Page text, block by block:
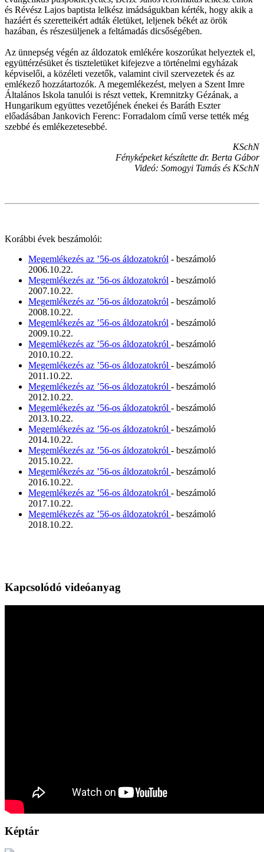
és Révész Lajos baptista lelkész imádságukban kérték, hogy akik a
hazáért és szeretteikért adták életüket, leljenek békét az örök
hazában, és részesüljenek a feltámadás dicsőségében.
Az ünnepség végén az áldozatok emlékére koszorúkat helyeztek el,
együttérzésüket és tiszteletüket kifejezve a történelmi egyházak
képviselői, a közéleti vezetők, valamint civil szervezetek és az
emlékező hozzátartozók. A megemlékezést, melyen a Szent Imre
Általános Iskola tanulói is részt vettek, Kremnitzky Gézának, a
Hungarikum együttes vezetőjének énekei és Baráth Eszter
előadásában Jankovich Ferenc: Forradalom című verse tették még
szebbé és emlékezetesebbé.
KSchN
Fényképeket készítette dr. Berta Gábor
Videó: Somogyi Tamás és KSchN
Korábbi évek beszámolói:
Megemlékezés az ’56-os áldozatokról - beszámoló
2006.10.22.
Megemlékezés az ’56-os áldozatokról - beszámoló
2007.10.22.
Megemlékezés az ’56-os áldozatokról - beszámoló
2008.10.22.
Megemlékezés az ’56-os áldozatokról - beszámoló
2009.10.22.
Megemlékezés az ’56-os áldozatokról - beszámoló
2010.10.22.
Megemlékezés az ’56-os áldozatokról - beszámoló
2011.10.22.
Megemlékezés az ’56-os áldozatokról - beszámoló
2012.10.22.
Megemlékezés az ’56-os áldozatokról - beszámoló
2013.10.22.
Megemlékezés az ’56-os áldozatokról - beszámoló
2014.10.22.
Megemlékezés az ’56-os áldozatokról - beszámoló
2015.10.22.
Megemlékezés az ’56-os áldozatokról - beszámoló
2016.10.22.
Megemlékezés az ’56-os áldozatokról - beszámoló
2017.10.22.
Megemlékezés az ’56-os áldozatokról - beszámoló
2018.10.22.
Kapcsolódó videóanyag
Képtár